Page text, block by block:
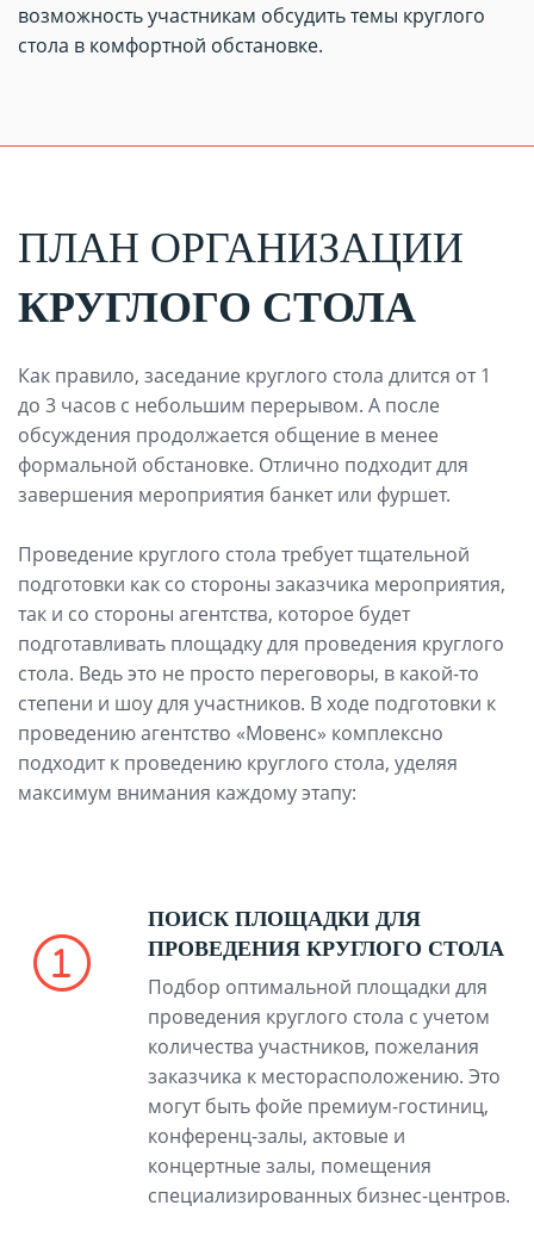
возможность участникам обсудить темы круглого
стола в комфортной обстановке.
ПЛАН ОРГАНИЗАЦИИ
КРУГЛОГО СТОЛА
Как правило, заседание круглого стола длится от 1
до 3 часов с небольшим перерывом. А после
обсуждения продолжается общение в менее
формальной обстановке. Отлично подходит для
завершения мероприятия банкет или фуршет.
Проведение круглого стола требует тщательной
подготовки как со стороны заказчика мероприятия,
так и со стороны агентства, которое будет
подготавливать площадку для проведения круглого
стола. Ведь это не просто переговоры, в какой-то
степени и шоу для участников. В ходе подготовки к
проведению агентство «Мовенс» комплексно
подходит к проведению круглого стола, уделяя
максимум внимания каждому этапу:
ПОИСК ПЛОЩАДКИ ДЛЯ
ПРОВЕДЕНИЯ КРУГЛОГО СТОЛА
Подбор оптимальной площадки для
проведения круглого стола с учетом
количества участников, пожелания
заказчика к месторасположению. Это
могут быть фойе премиум-гостиниц,
конференц-залы, актовые и
концертные залы, помещения
специализированных бизнес-центров.